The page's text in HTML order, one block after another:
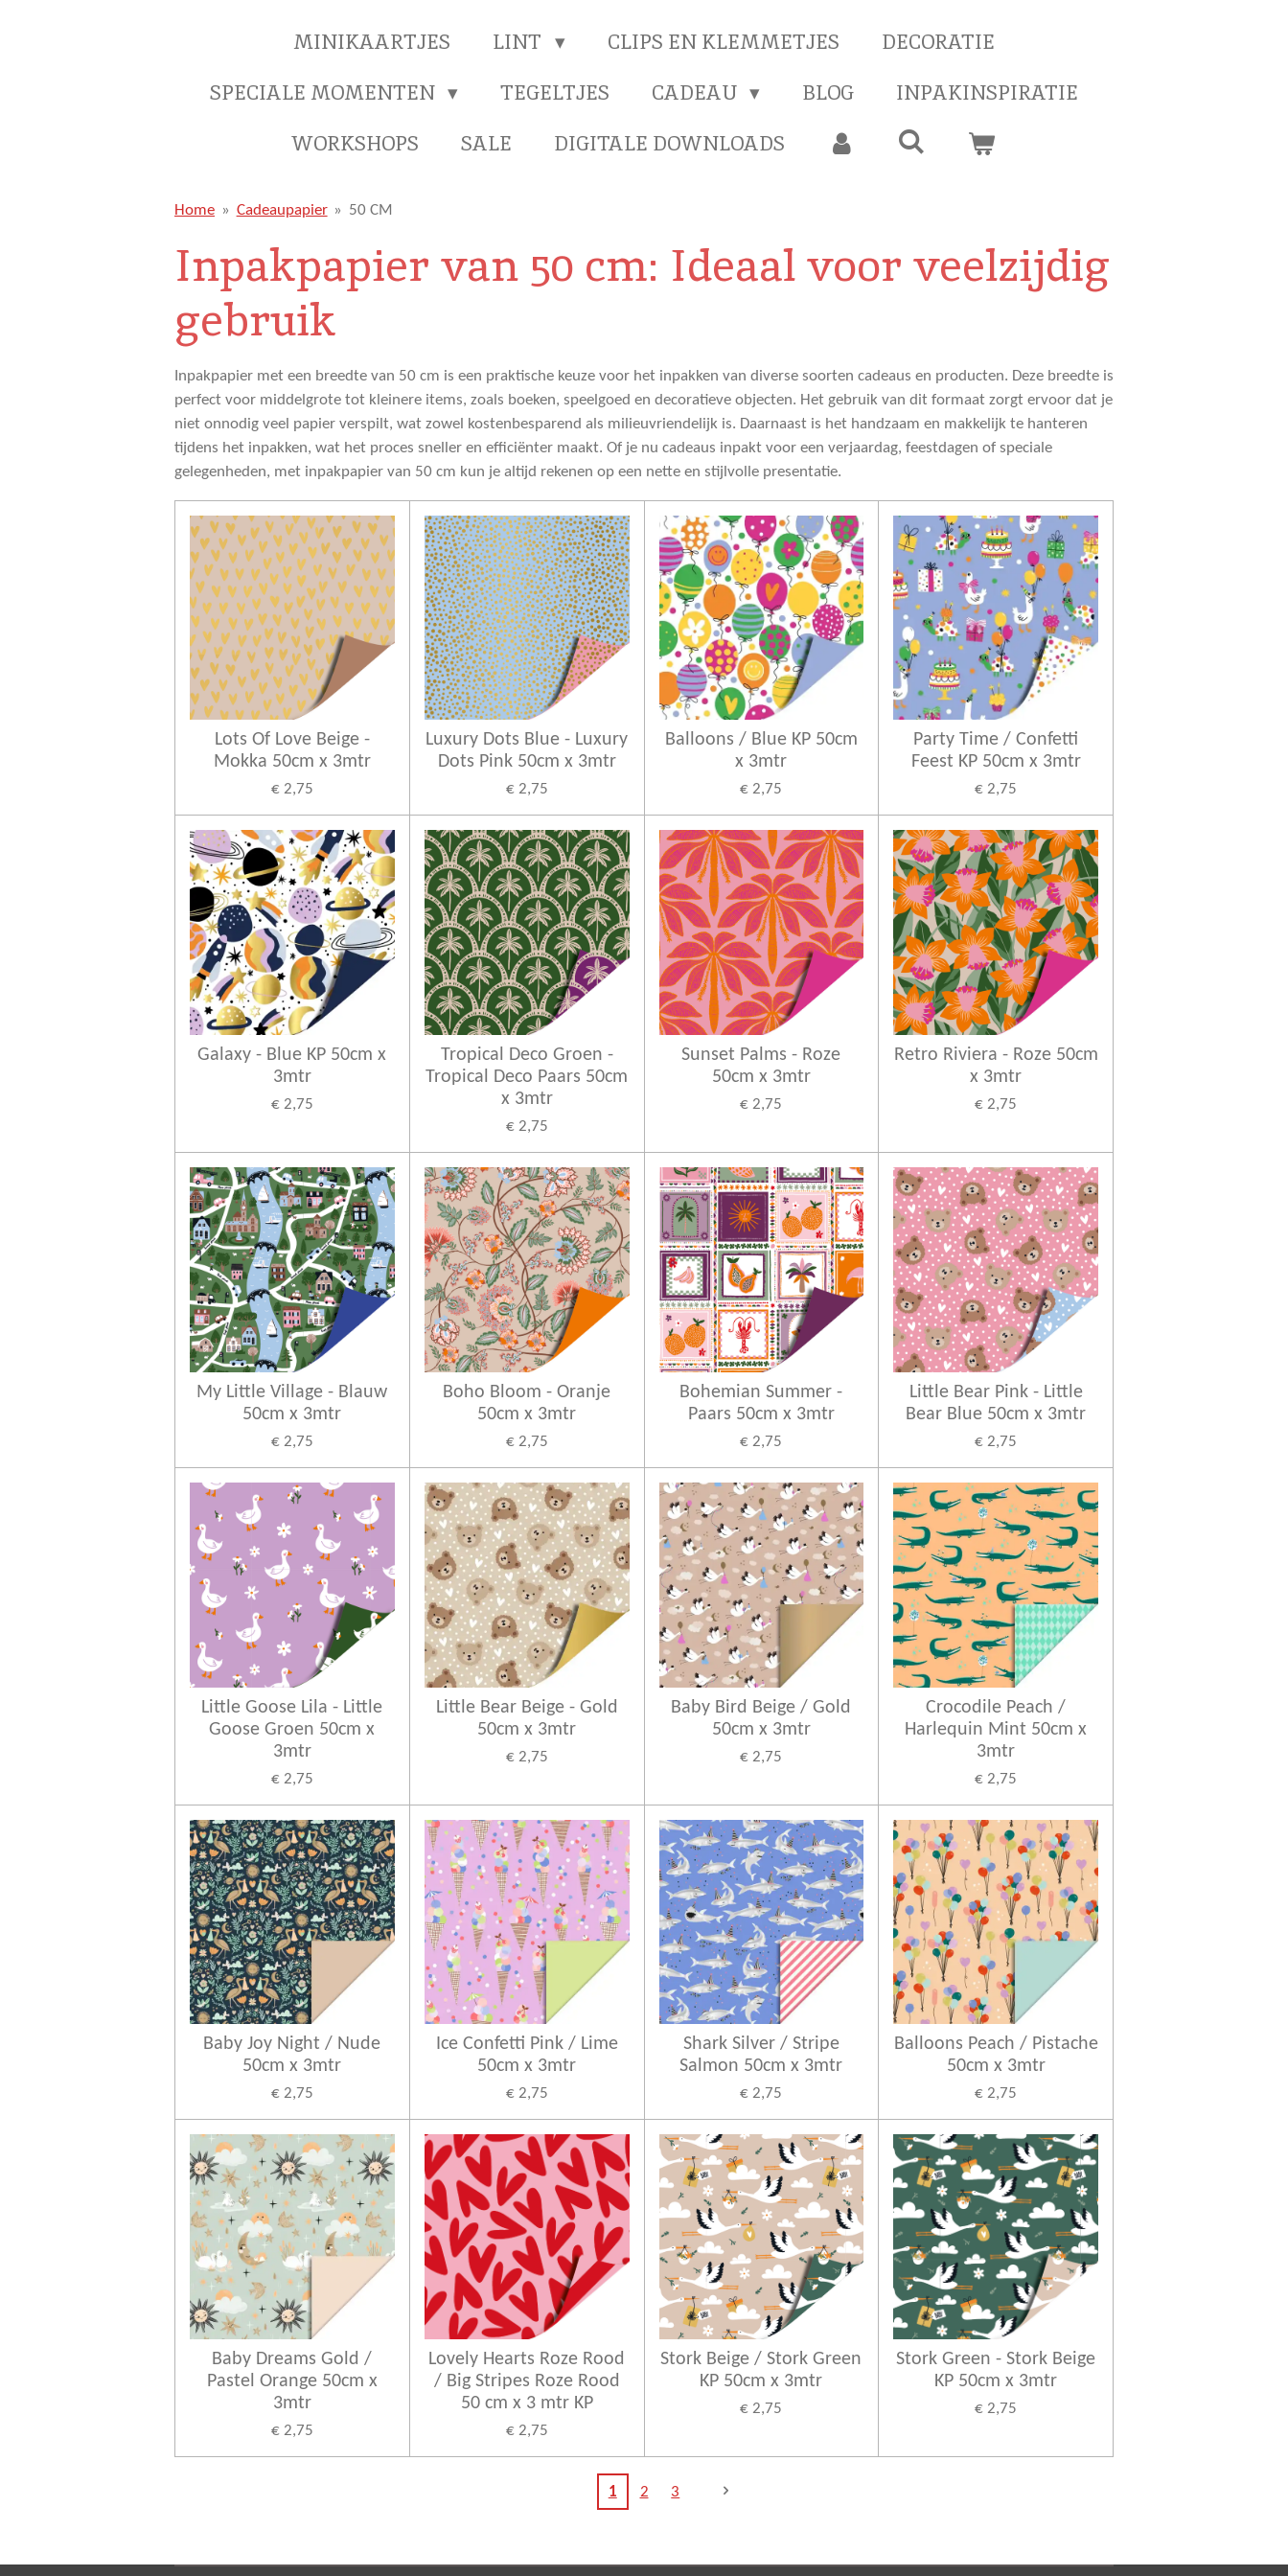
MINIKAARTJES
LINT CLIPS EN KLEMMETJES
DECORATIE
SPECIALE MOMENTEN
TEGELTJES CADEAU BLOG
INPAKINSPIRATIE
WORKSHOPS
SALE DIGITALE DOWNLOADS
Home » Cadeaupapier » 50 CM
Inpakpapier van 50 cm: Ideaal voor veelzijdig
gebruik
Inpakpapier met een breedte van 50 cm is een praktische keuze voor het inpakken van diverse soorten cadeaus en producten. Deze breedte is
perfect voor middelgrote tot kleinere items, zoals boeken, speelgoed en decoratieve objecten. Het gebruik van dit formaat zorgt ervoor dat je
niet onnodig veel papier verspilt, wat zowel kostenbesparend als milieuvriendelijk is. Daarnaast is het handzaam en makkelijk te hanteren
tijdens het inpakken, wat het proces sneller en efficiënter maakt. Of je nu cadeaus inpakt voor een verjaardag, feestdagen of speciale
gelegenheden, met inpakpapier van 50 cm kun je altijd rekenen op een nette en stijlvolle presentatie.
Lots Of Love Beige -
Mokka 50cm x 3mtr
€ 2,75
Luxury Dots Blue - Luxury
Dots Pink 50cm x 3mtr
€ 2,75
Balloons / Blue KP 50cm
x 3mtr
€ 2,75
Party Time / Confetti
Feest KP 50cm x 3mtr
€ 2,75
Galaxy - Blue KP 50cm x
3mtr
€ 2,75
Tropical Deco Groen -
Tropical Deco Paars 50cm
x 3mtr
€ 2,75
Sunset Palms - Roze
50cm x 3mtr
€ 2,75
Retro Riviera - Roze 50cm
x 3mtr
€ 2,75
My Little Village - Blauw
50cm x 3mtr
€ 2,75
Boho Bloom - Oranje
50cm x 3mtr
€ 2,75
Bohemian Summer -
Paars 50cm x 3mtr
€ 2,75
Little Bear Pink - Little
Bear Blue 50cm x 3mtr
€ 2,75
Little Goose Lila - Little
Goose Groen 50cm x
3mtr
€ 2,75
Little Bear Beige - Gold
50cm x 3mtr
€ 2,75
Baby Bird Beige / Gold
50cm x 3mtr
€ 2,75
Crocodile Peach /
Harlequin Mint 50cm x
3mtr
€ 2,75
Baby Joy Night / Nude
50cm x 3mtr
€ 2,75
Ice Confetti Pink / Lime
50cm x 3mtr
€ 2,75
Shark Silver / Stripe
Salmon 50cm x 3mtr
€ 2,75
Balloons Peach / Pistache
50cm x 3mtr
€ 2,75
Baby Dreams Gold /
Pastel Orange 50cm x
3mtr
€ 2,75
Lovely Hearts Roze Rood
/ Big Stripes Roze Rood
50 cm x 3 mtr KP
€ 2,75
Stork Beige / Stork Green
KP 50cm x 3mtr
€ 2,75
Stork Green - Stork Beige
KP 50cm x 3mtr
€ 2,75
1 2 3